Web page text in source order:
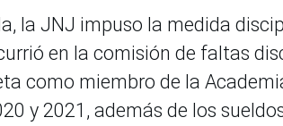
la JNJ impuso la medida
en la comisión de faltas
como miembro de la
y 2021, además de los